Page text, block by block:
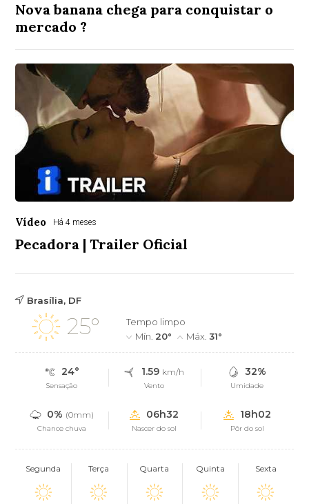
Nova banana chega para conquistar o
mercado ?
Vídeo Há 4 meses
Pecadora | Trailer Oficial
Brasília, DF
25°
Tempo limpo
Mín. 20° Máx.31°
24°
Sensação
1.59 km/h
Vento
32%
Umidade
0% (0mm)
Chance chuva
06h32
Nascer do sol
18h02
Pôr do sol
Segunda Terça Quarta Quinta Sexta